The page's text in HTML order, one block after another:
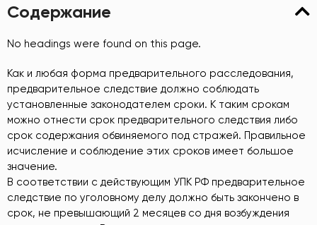
Содержание
No headings were found on this page.
Как и любая форма предварительного расследования,
предварительное следствие должно соблюдать
установленные законодателем сроки. К таким срокам
можно отнести срок предварительного следствия либо
срок содержания обвиняемого под стражей. Правильное
исчисление и соблюдение этих сроков имеет большое
значение.
В соответствии с действующим УПК РФ предварительное
следствие по уголовному делу должно быть закончено в
срок, не превышающий 2 месяцев со дня возбуждения